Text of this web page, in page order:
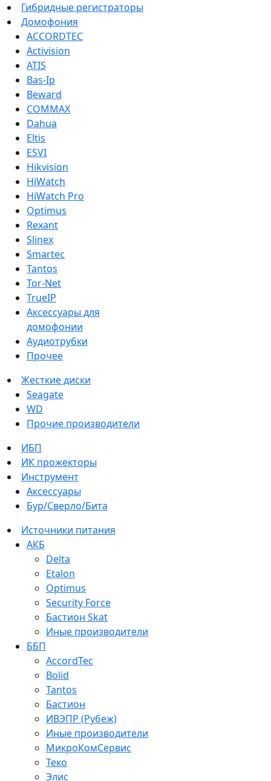
Гибридные регистраторы
Домофония
ACCORDTEC
Activision
ATIS
Bas-Ip
Beward
COMMAX
Dahua
Eltis
ESVI
Hikvision
HiWatch
HiWatch Pro
Optimus
Rexant
Slinex
Smartec
Tantos
Tor-Net
TrueIP
Аксессуары для
домофонии
Аудиотрубки
Прочее
Жесткие диски
Seagate
WD
Прочие производители
ИБП
ИК прожекторы
Инструмент
Аксессуары
Бур/Сверло/Бита
Источники питания
АКБ
Delta
Etalon
Optimus
Security Force
Бастион Skat
Иные производители
ББП
AccordTec
Bolid
Tantos
Бастион
ИВЭПР (Рубеж)
Иные производители
МикроКомСервис
Теко
Элис